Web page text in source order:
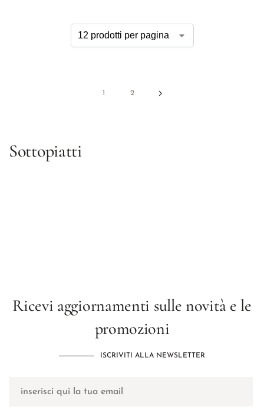
Sottopiatti
1 2
Ricevi aggiornamenti sulle novità e le
promozioni
ISCRIVITI ALLA NEWSLETTER